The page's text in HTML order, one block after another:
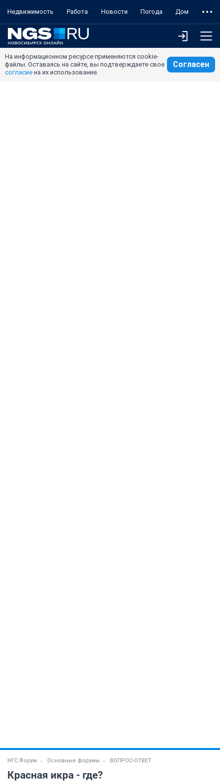
Недвижимость Работа Новости Погода Дом
На информационном ресурсе применяются cookie-
файлы. Оставаясь на сайте, вы подтверждаете свое
согласие на их использование.
Согласен
НГС.Форум Основные форумы ВОПРОС-ОТВЕТ
Красная икра - где?